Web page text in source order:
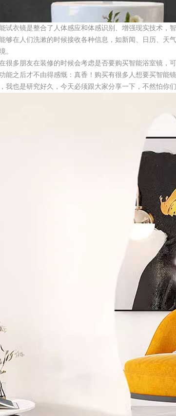
试衣镜是整合了人体感应和体感识别、增强现实技术，
够在人们洗漱的时候接收各种信息，如新闻、日历、天
。
很多朋友在装修的时候会考虑是否要购买智能浴室镜，
能之后才不由得感慨：真香！购买有很多人想要买智能
我也是研究好久，今天必须跟大家分享一下，不然怕你